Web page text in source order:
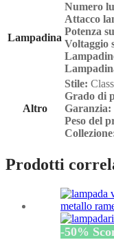
Lampadina
Numero
Attacco
Potenza
Voltaggio
Altro
Stile:
Grado di
Garanzia:
Peso del
Prodotti
-50%